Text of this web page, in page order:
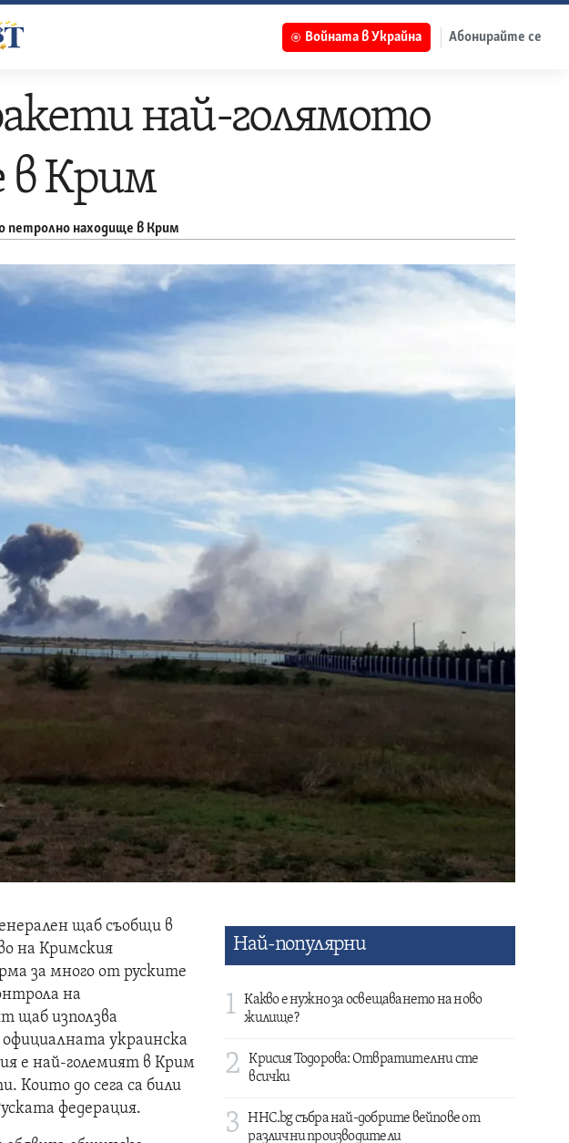
Войната в Украйна Абонирайте се
най-голямото
в Крим
петролно находище в Крим
щаб съобщи в
на Кримския
за много от руските
на
щаб използва
украинска
е най-големият в Крим
Които до сега са били
федерация.
Най-популярни
1
Какво е нужно за освещаването на ново
жилище?
2
Крисия Тодорова: Отвратителни сте
всички
3
HHC.bg събра най-добрите вейпове от
различни производители